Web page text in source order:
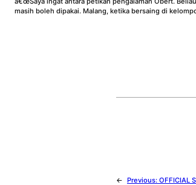
masih boleh dipakai. Malang, ketika bersaing di
← Previous: OFFICIAL